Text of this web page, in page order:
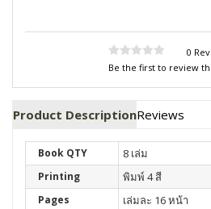
0
Be the first to review
Product DescriptionReviews
Book QTY 8 เล่ม
Printing พิมพ์ 4 สี
Pages เล่มละ 16 หน้า